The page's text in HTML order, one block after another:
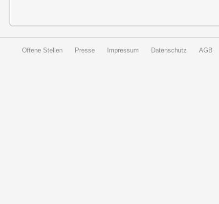
Offene Stellen Presse Impressum Datenschutz AGB